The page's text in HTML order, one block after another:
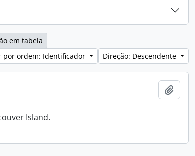
em tabela
por ordem: Identificador
Direção: Descendente
Island.